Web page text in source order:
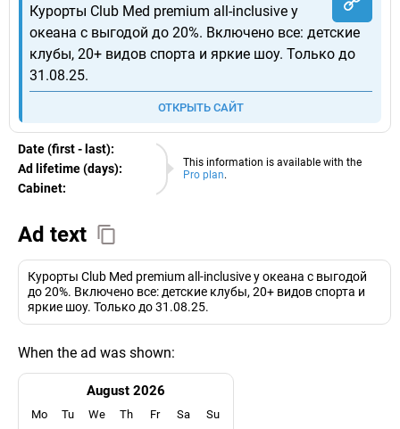
Курорты Club Med premium all-inclusive у
океана с выгодой до 20%. Включено все: детские
клубы, 20+ видов спорта и яркие шоу. Только до
31.08.25.
ОТКРЫТЬ САЙТ
This information is available with the
Pro plan.
Date (first - last):
07.08.2026
Ad lifetime (days):
Cabinet:
EURO
Ad text
Курорты Club Med premium all-inclusive у океана с выгодой
до 20%. Включено все: детские клубы, 20+ видов спорта и
яркие шоу. Только до 31.08.25.
When the ad was shown:
August 2026
Mo Tu We Th Fr Sa Su